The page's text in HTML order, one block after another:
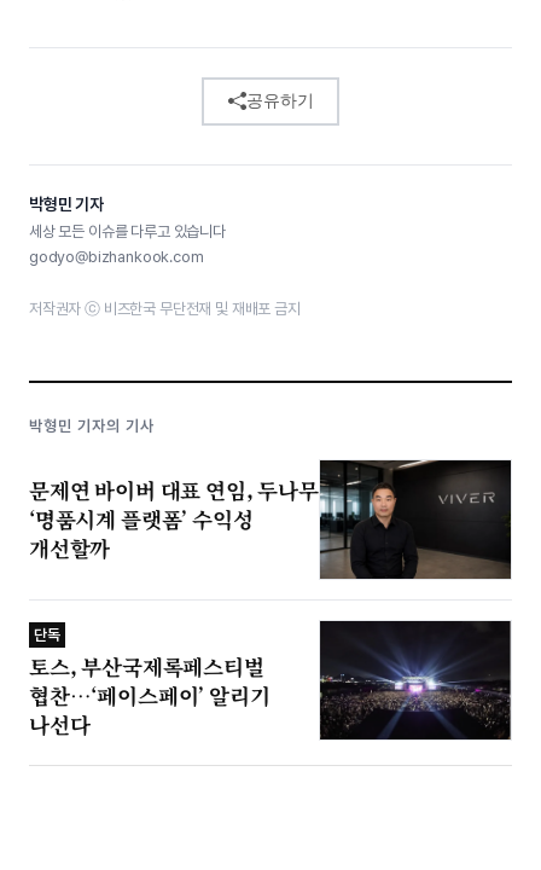
공유하기
박형민 기자
세상 모든 이슈를 다루고 있습니다
godyo@bizhankook.com
저작권자 ⓒ 비즈한국 무단전재 및 재배포 금지
박형민 기자의 기사
문제연 바이버 대표 연임, 두나무
‘명품시계 플랫폼’ 수익성
개선할까
단독
토스, 부산국제록페스티벌
협찬…‘페이스페이’ 알리기
나선다